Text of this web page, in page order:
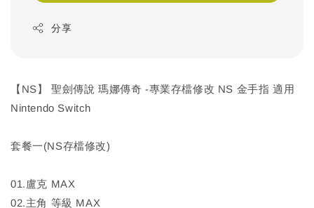
分享
【NS】 聖劍傳說 瑪娜傳奇 -專業存檔修改 NS 金手指 適用
Nintendo Switch
套餐一(NS存檔修改)
01.盧克 MAX
02.主角 等級 MAX